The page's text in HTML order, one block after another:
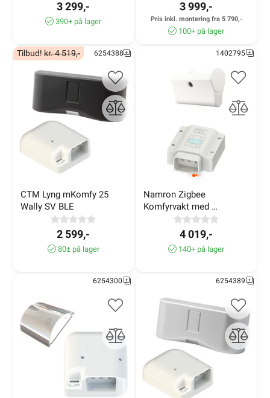
Oppsummering
En komfyrvakt er en viktig investering for å sikre hjemmet
mot brann forårsaket av komfyren. Med riktige
spesifikasjoner, korrekt montering og jevnlig vedlikehold
kan du redusere risikoen for brann og øke tryggheten på
kjøkkenet.
3 299,-
390+ på lager
3 999,-
Pris inkl. montering fra 5 790,-
100+ på lager
CTM Lyng mKomfy 25
Wally SV BLE
Tilbud!kr. 4 519,- 6254388
2 599,-
80± på lager
Namron Zigbee
Komfyrvakt med
taksensor hvit
1402795
4 019,-
140+ på lager
6254300 6254389